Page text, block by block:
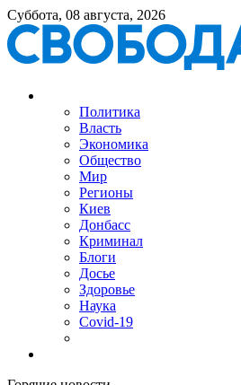
Суббота, 08 августа, 2026
Политика
Власть
Экономика
Общество
Мир
Регионы
Киев
Донбасс
Криминал
Блоги
Досье
Здоровье
Наука
Covid-19